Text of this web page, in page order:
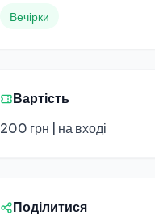
Вечірки
Вартість
200 грн | на вході
Поділитися